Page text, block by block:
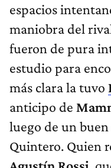
espacios
maniobra del
fueron de pura
estudio para
más clara la tuvo
anticipo de
luego de un
Quintero. Quien